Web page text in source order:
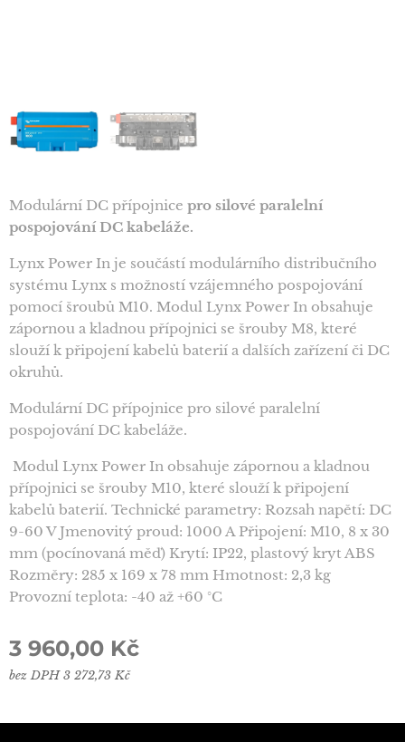
Modulární DC přípojnice pro silové paralelní
pospojování DC kabeláže.
Lynx Power In je součástí modulárního distribučního
systému Lynx s možností vzájemného pospojování
pomocí šroubů M10. Modul Lynx Power In obsahuje
zápornou a kladnou přípojnici se šrouby M8, které
slouží k připojení kabelů baterií a dalších zařízení či DC
okruhů.
Modulární DC přípojnice pro silové paralelní
pospojování DC kabeláže.
Modul Lynx Power In obsahuje zápornou a kladnou
přípojnici se šrouby M10, které slouží k připojení
kabelů baterií. Technické parametry: Rozsah napětí: DC
9-60 V Jmenovitý proud: 1000 A Připojení: M10, 8 x 30
mm (pocínovaná měď) Krytí: IP22, plastový kryt ABS
Rozměry: 285 x 169 x 78 mm Hmotnost: 2,3 kg
Provozní teplota: -40 až +60 °C
3 960,00 Kč
bez DPH 3 272,73 Kč